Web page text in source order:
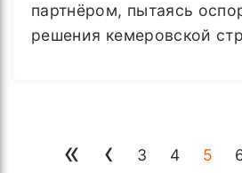
партнёром, пытаясь
решения кемеровской
« ‹ 3 4 5